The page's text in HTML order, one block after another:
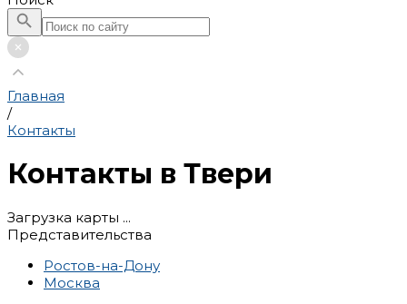
Главная
/
Контакты
Контакты в Твери
Загрузка карты ...
Представительства
Ростов-на-Дону
Москва